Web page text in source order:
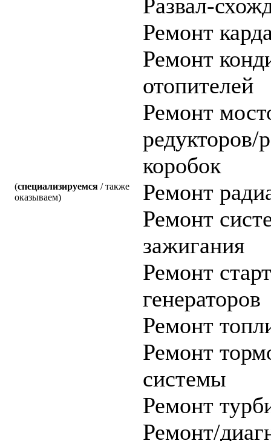
(специализируемся / также
оказываем)
Развал-
Ремонт
Ремонт
отопителей
Ремонт
редукторов/
коробок
Ремонт
Ремонт
зажигания
Ремонт
генераторов
Ремонт
Ремонт
системы
Ремонт
Ремонт/